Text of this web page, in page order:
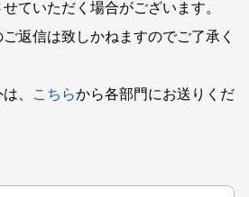
ていただく場合がございます。
返信は致しかねますのでご了承く
、
こちらから各部門にお送りくだ